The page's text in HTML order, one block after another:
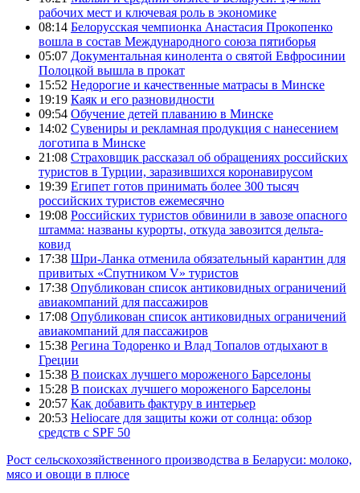
рабочих мест и ключевая роль в экономике
08:14 Белорусская чемпионка Анастасия Прокопенко
вошла в состав Международного союза пятиборья
05:07 Документальная кинолента о святой Евфросинии
Полоцкой вышла в прокат
15:52 Недорогие и качественные матрасы в Минске
19:19 Каяк и его разновидности
09:54 Обучение детей плаванию в Минске
14:02 Сувениры и рекламная продукция с нанесением
логотипа в Минске
21:08 Страховщик рассказал об обращениях российских
туристов в Турции, заразившихся коронавирусом
19:39 Египет готов принимать более 300 тысяч
российских туристов ежемесячно
19:08 Российских туристов обвинили в завозе опасного
штамма: названы курорты, откуда завозится дельта-
ковид
17:38 Шри-Ланка отменила обязательный карантин для
привитых «Спутником V» туристов
17:38 Опубликован список антиковидных ограничений
авиакомпаний для пассажиров
17:08 Опубликован список антиковидных ограничений
авиакомпаний для пассажиров
15:38 Регина Тодоренко и Влад Топалов отдыхают в
Греции
15:38 В поисках лучшего мороженого Барселоны
15:28 В поисках лучшего мороженого Барселоны
20:57 Как добавить фактуру в интерьер
20:53 Heliocare для защиты кожи от солнца: обзор
средств с SPF 50
Рост сельскохозяйственного производства в Беларуси: молоко,
мясо и овощи в плюсе